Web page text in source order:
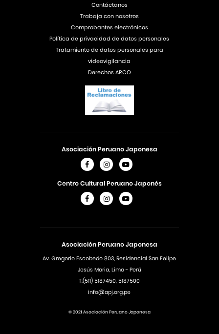
Asociación Peruano Japonesa
Av. Gregorio Escobedo 803, Residencial San Felipe
Jesús Maria, Lima - Perú
T.(511) 5187450, 5187500
info@apj.org.pe
Asociación Peruano Japonesa
Centro Cultural Peruano Japonés
Contáctanos
Trabaja con nosotros
Comprobantes electrónicos
Política de privacidad de datos personales
Tratamiento de datos personales para
videovigilancia
Derechos ARCO
© 2021 Asociación Peruano Japonesa